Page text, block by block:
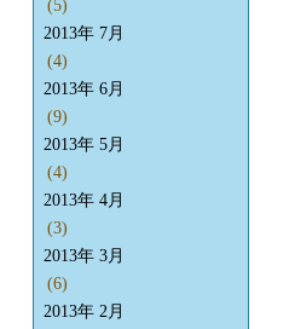
(5)
2013年 7月
(4)
2013年 6月
(9)
2013年 5月
(4)
2013年 4月
(3)
2013年 3月
(6)
2013年 2月